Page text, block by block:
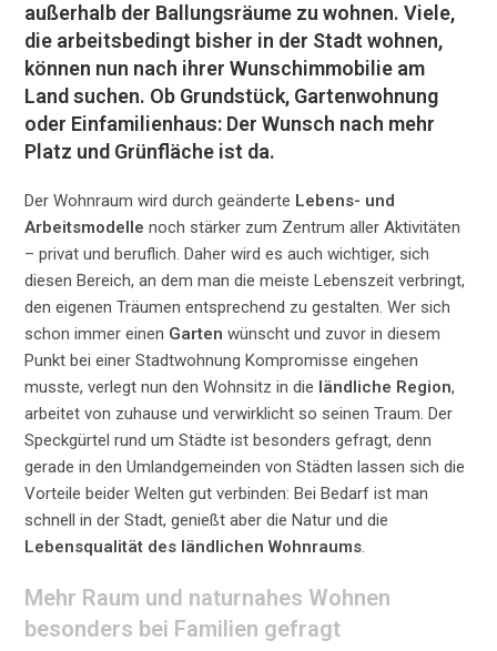
außerhalb der Ballungsräume zu wohnen. Viele,
die arbeitsbedingt bisher in der Stadt wohnen,
können nun nach ihrer Wunschimmobilie am
Land suchen. Ob Grundstück, Gartenwohnung
oder Einfamilienhaus: Der Wunsch nach mehr
Platz und Grünfläche ist da.
Der Wohnraum wird durch geänderte Lebens- und
Arbeitsmodellenoch stärker zum Zentrum aller Aktivitäten
– privat und beruflich. Daher wird es auch wichtiger, sich
diesen Bereich, an dem man die meiste Lebenszeit verbringt,
den eigenen Träumen entsprechend zu gestalten. Wer sich
schon immer einen Garten wünscht und zuvor in diesem
Punkt bei einer Stadtwohnung Kompromisse eingehen
musste, verlegt nun den Wohnsitz in die ländliche Region,
arbeitet von zuhause und verwirklicht so seinen Traum. Der
Speckgürtel rund um Städte ist besonders gefragt, denn
gerade in den Umlandgemeinden von Städten lassen sich die
Vorteile beider Welten gut verbinden: Bei Bedarf ist man
schnell in der Stadt, genießt aber die Natur und die
Lebensqualität des ländlichen Wohnraums.
Mehr Raum und naturnahes Wohnen
besonders bei Familien gefragt